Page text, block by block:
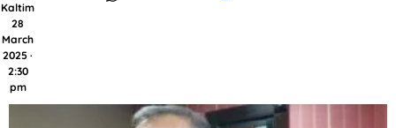
Kaltim
28
March
2025 ·
2:30
pm